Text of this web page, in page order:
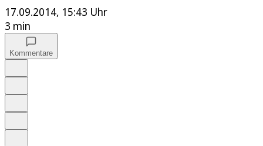
17.09.2014, 15:43 Uhr
3 min
Kommentare